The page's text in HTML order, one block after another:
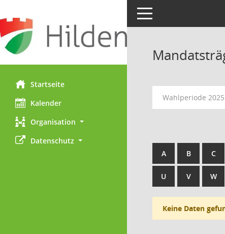
Startseite
Kalender
Organisation
Datenschutz
Toggle navigation
Wahlperiode
A B C
U V W
Keine Daten